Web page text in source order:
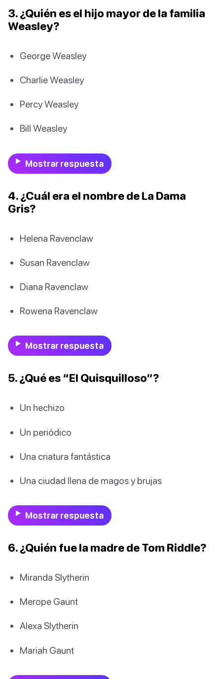
3. ¿Quién es el hijo mayor de la familia
Weasley?
George Weasley
Charlie Weasley
Percy Weasley
Bill Weasley
Mostrar respuesta
4. ¿Cuál era el nombre de La Dama
Gris?
Helena Ravenclaw
Susan Ravenclaw
Diana Ravenclaw
Rowena Ravenclaw
Mostrar respuesta
5. ¿Qué es “El Quisquilloso”?
Un hechizo
Un periódico
Una criatura fantástica
Una ciudad llena de magos y brujas
Mostrar respuesta
6. ¿Quién fue la madre de Tom Riddle?
Miranda Slytherin
Merope Gaunt
Alexa Slytherin
Mariah Gaunt